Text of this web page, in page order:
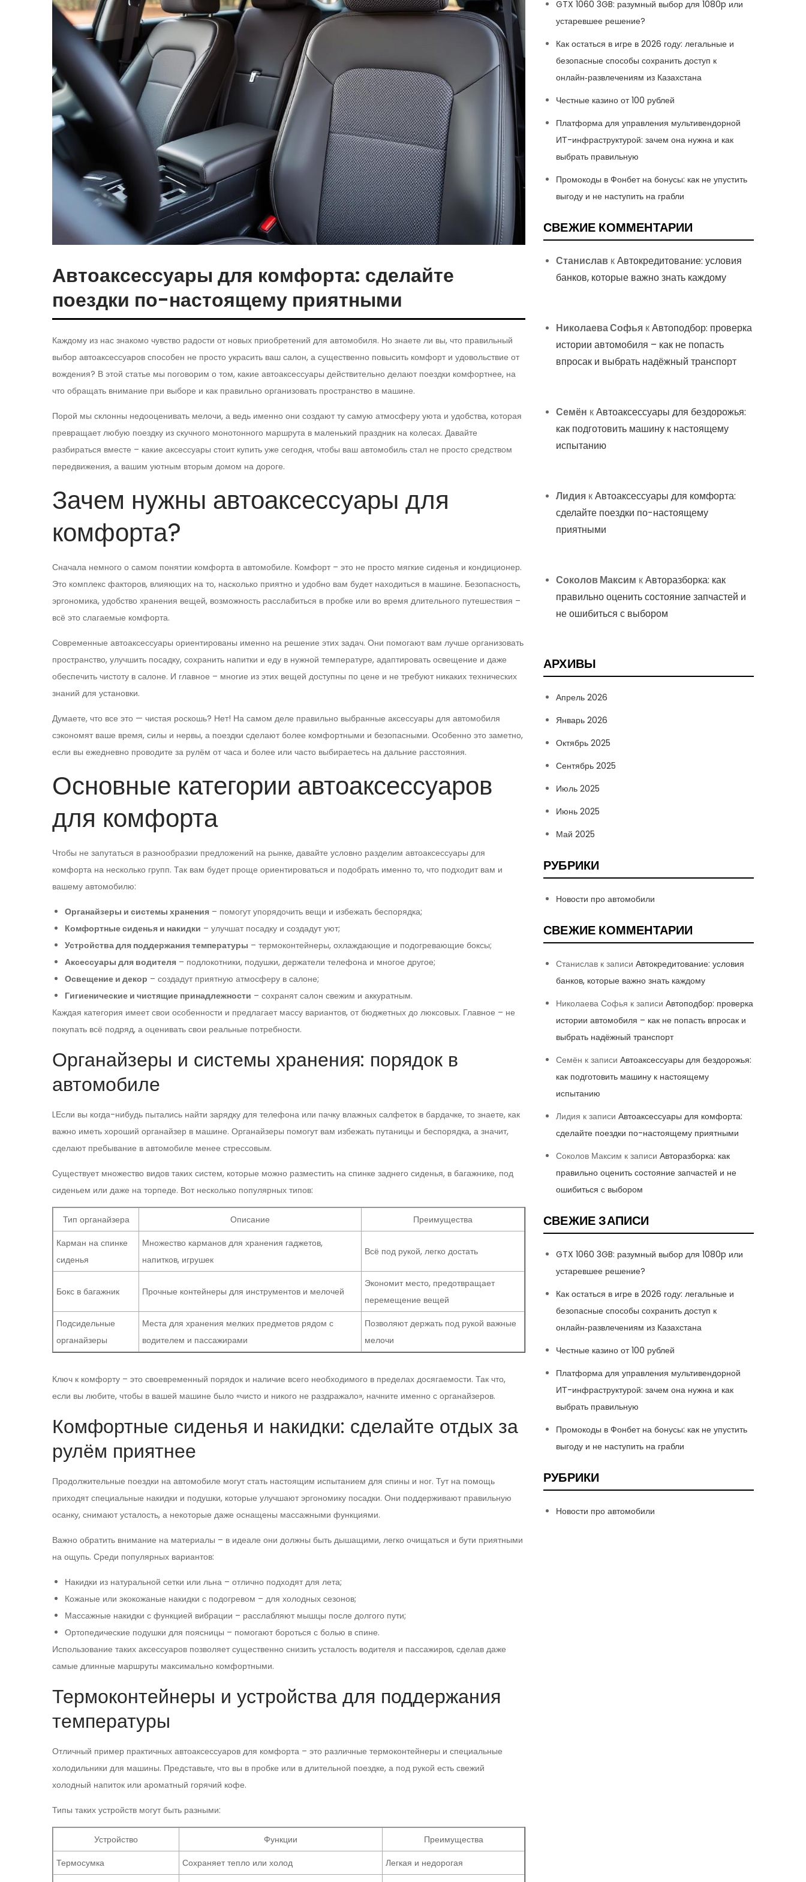
Автоаксессуары для комфорта: сделайте
поездки по-настоящему приятными
Каждому из нас знакомо чувство радости от новых приобретений для автомобиля. Но знаете ли вы, что правильный
выбор автоаксессуаров способен не просто украсить ваш салон, а существенно повысить комфорт и удовольствие от
вождения? В этой статье мы поговорим о том, какие автоаксессуары действительно делают поездки комфортнее, на
что обращать внимание при выборе и как правильно организовать пространство в машине.
Порой мы склонны недооценивать мелочи, а ведь именно они создают ту самую атмосферу уюта и удобства, которая
превращает любую поездку из скучного монотонного маршрута в маленький праздник на колесах. Давайте
разбираться вместе – какие аксессуары стоит купить уже сегодня, чтобы ваш автомобиль стал не просто средством
передвижения, а вашим уютным вторым домом на дороге.
Зачем нужны автоаксессуары для
комфорта?
Сначала немного о самом понятии комфорта в автомобиле. Комфорт – это не просто мягкие сиденья и кондиционер.
Это комплекс факторов, влияющих на то, насколько приятно и удобно вам будет находиться в машине. Безопасность,
эргономика, удобство хранения вещей, возможность расслабиться в пробке или во время длительного путешествия –
всё это слагаемые комфорта.
Современные автоаксессуары ориентированы именно на решение этих задач. Они помогают вам лучше организовать
пространство, улучшить посадку, сохранить напитки и еду в нужной температуре, адаптировать освещение и даже
обеспечить чистоту в салоне. И главное – многие из этих вещей доступны по цене и не требуют никаких технических
знаний для установки.
Думаете, что все это — чистая роскошь? Нет! На самом деле правильно выбранные аксессуары для автомобиля
сэкономят ваше время, силы и нервы, а поездки сделают более комфортными и безопасными. Особенно это заметно,
если вы ежедневно проводите за рулём от часа и более или часто выбираетесь на дальние расстояния.
Основные категории автоаксессуаров
для комфорта
Чтобы не запутаться в разнообразии предложений на рынке, давайте условно разделим автоаксессуары для
комфорта на несколько групп. Так вам будет проще ориентироваться и подобрать именно то, что подходит вам и
вашему автомобилю:
Органайзеры и системы хранения – помогут упорядочить вещи и избежать беспорядка;
Комфортные сиденья и накидки – улучшат посадку и создадут уют;
Устройства для поддержания температуры – термоконтейнеры, охлаждающие и подогревающие боксы;
Аксессуары для водителя – подлокотники, подушки, держатели телефона и многое другое;
Освещение и декор – создадут приятную атмосферу в салоне;
Гигиенические и чистящие принадлежности – сохранят салон свежим и аккуратным.
Каждая категория имеет свои особенности и предлагает массу вариантов, от бюджетных до люксовых. Главное – не
покупать всё подряд, а оценивать свои реальные потребности.
Органайзеры и системы хранения: порядок в
автомобиле
LЕсли вы когда-нибудь пытались найти зарядку для телефона или пачку влажных салфеток в бардачке, то знаете, как
важно иметь хороший органайзер в машине. Органайзеры помогут вам избежать путаницы и беспорядка, а значит,
сделают пребывание в автомобиле менее стрессовым.
Существует множество видов таких систем, которые можно разместить на спинке заднего сиденья, в багажнике, под
сиденьем или даже на торпеде. Вот несколько популярных типов:
Тип органайзера Описание
Преимущества
Карман на спинке
сиденья
Множество карманов для хранения гаджетов,
напитков, игрушек
Всё под рукой, легко достать
Бокс в багажник Прочные контейнеры для инструментов и мелочей
Экономит место, предотвращает
перемещение вещей
Подсидельные
органайзеры
Места для хранения мелких предметов рядом с
водителем и пассажирами
Позволяют держать под рукой важные
мелочи
Ключ к комфорту – это своевременный порядок и наличие всего необходимого в пределах досягаемости. Так что,
если вы любите, чтобы в вашей машине было «чисто и никого не раздражало», начните именно с органайзеров.
Комфортные сиденья и накидки: сделайте отдых за
рулём приятнее
Продолжительные поездки на автомобиле могут стать настоящим испытанием для спины и ног. Тут на помощь
приходят специальные накидки и подушки, которые улучшают эргономику посадки. Они поддерживают правильную
осанку, снимают усталость, а некоторые даже оснащены массажными функциями.
Важно обратить внимание на материалы – в идеале они должны быть дышащими, легко очищаться и бути приятными
на ощупь. Среди популярных вариантов:
Накидки из натуральной сетки или льна – отлично подходят для лета;
Кожаные или экокожаные накидки с подогревом – для холодных сезонов;
Массажные накидки с функцией вибрации – расслабляют мышцы после долгого пути;
Ортопедические подушки для поясницы – помогают бороться с болью в спине.
Использование таких аксессуаров позволяет существенно снизить усталость водителя и пассажиров, сделав даже
самые длинные маршруты максимально комфортными.
Термоконтейнеры и устройства для поддержания
температуры
Отличный пример практичных автоаксессуаров для комфорта – это различные термоконтейнеры и специальные
холодильники для машины. Представьте, что вы в пробке или в длительной поездке, а под рукой есть свежий
холодный напиток или ароматный горячий кофе.
Типы таких устройств могут быть разными:
Устройство Функции
Преимущества
Термосумка
Сохраняет тепло или холод
Легкая и недорогая
GTX 1060 3GB: разумный выбор для 1080p или
устаревшее решение?
Как остаться в игре в 2026 году: легальные и
безопасные способы сохранить доступ к
онлайн‑развлечениям из Казахстана
Честные казино от 100 рублей
Платформа для управления мультивендорной
ИТ-инфраструктурой: зачем она нужна и как
выбрать правильную
Промокоды в Фонбет на бонусы: как не упустить
выгоду и не наступить на грабли
СВЕЖИЕ КОММЕНТАРИИ
Станислав кАвтокредитование: условия
банков, которые важно знать каждому
Николаева Софья кАвтоподбор: проверка
истории автомобиля – как не попасть
впросак и выбрать надёжный транспорт
Семён кАвтоаксессуары для бездорожья:
как подготовить машину к настоящему
испытанию
Лидия кАвтоаксессуары для комфорта:
сделайте поездки по-настоящему
приятными
Соколов Максим кАвторазборка: как
правильно оценить состояние запчастей и
не ошибиться с выбором
АРХИВЫ
Апрель 2026
Январь 2026
Октябрь 2025
Сентябрь 2025
Июль 2025
Июнь 2025
Май 2025
РУБРИКИ
Новости про автомобили
СВЕЖИЕ КОММЕНТАРИИ
Станислав к записи Автокредитование: условия
банков, которые важно знать каждому
Николаева Софья к записи Автоподбор: проверка
истории автомобиля – как не попасть впросак и
выбрать надёжный транспорт
Семён к записи Автоаксессуары для бездорожья:
как подготовить машину к настоящему
испытанию
Лидия к записи Автоаксессуары для комфорта:
сделайте поездки по-настоящему приятными
Соколов Максим к записи Авторазборка: как
правильно оценить состояние запчастей и не
ошибиться с выбором
СВЕЖИЕ ЗАПИСИ
GTX 1060 3GB: разумный выбор для 1080p или
устаревшее решение?
Как остаться в игре в 2026 году: легальные и
безопасные способы сохранить доступ к
онлайн‑развлечениям из Казахстана
Честные казино от 100 рублей
Платформа для управления мультивендорной
ИТ-инфраструктурой: зачем она нужна и как
выбрать правильную
Промокоды в Фонбет на бонусы: как не упустить
выгоду и не наступить на грабли
РУБРИКИ
Новости про автомобили